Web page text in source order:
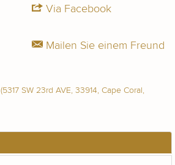
Via Facebook
Mailen Sie einem Freund
(5317 SW 23rd AVE, 33914, Cape Coral,